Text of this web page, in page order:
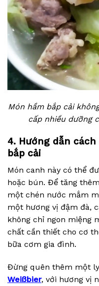
Món hầm bắp cải
cấp nhiều dưỡng
4. Hướng dẫn
bắp cải
Món canh này có thể
hoặc bún. Để tăng
một chén nước mắm
một hương vị đậm đà,
không chỉ ngon miệng
chất cần thiết cho cơ
bữa cơm gia đình.
Đừng quên thêm một
Weißbier, với hương vị